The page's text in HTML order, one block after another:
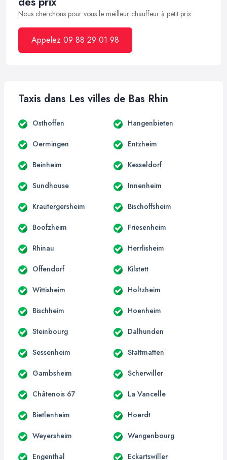
Nous cherchons pour vous le meilleur chauffeur à petit prix
Appelez 09 88 29 01 98
Taxis dans Les villes de Bas Rhin
Osthoffen Hangenbieten
Oermingen Entzheim
Beinheim Kesseldorf
Sundhouse Innenheim
Krautergersheim Bischoffsheim
Boofzheim Friesenheim
Rhinau Herrlisheim
Offendorf Kilstett
Wittisheim Holtzheim
Bischheim Hoenheim
Steinbourg Dalhunden
Sessenheim Stattmatten
Gambsheim Scherwiller
Châtenois 67 La Vancelle
Bietlenheim Hoerdt
Weyersheim Wangenbourg
Engenthal Eckartswiller